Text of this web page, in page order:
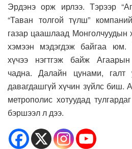
Эрдэнэ орж ирлээ. Тэрээр
“Таван толгой түлш”
газар цаашлаад Монголчуудын
хэмээн мэдэгдэж байгаа юм.
хүчээ нэгтгэж байж
чадна. Далайн цунами, галт
давагдашгүй хүчин зүйлс биш.
метрополис хотуудад
бэршээл л дээ.